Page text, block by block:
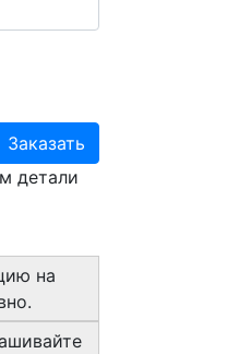
Заказать
детали
на